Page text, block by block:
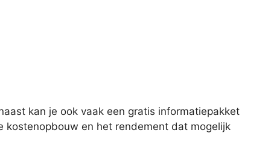
kan je ook vaak een gratis informatiepakket
kostenopbouw en het rendement dat mogelijk